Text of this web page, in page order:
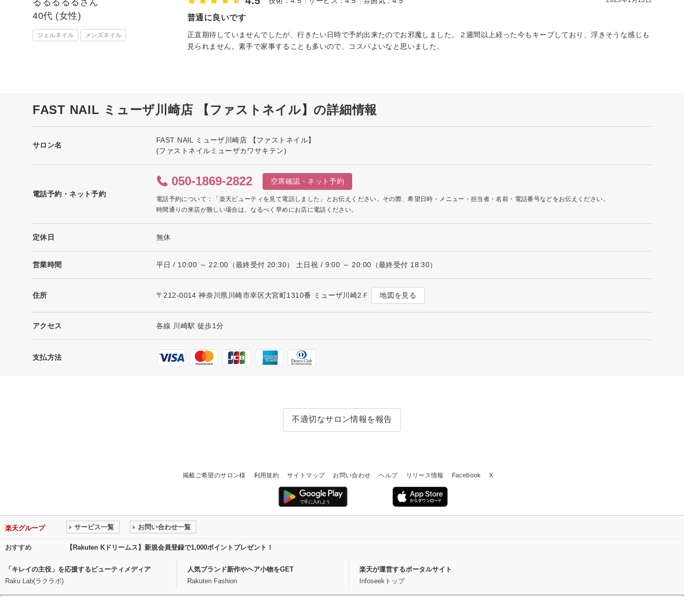
40代 (女性)
ジェルネイル メンズネイル
普通に良いです
正直期待していませんでしたが、行きたい日時で予約出来たのでお邪魔しました。２週間以上経った今もキープしており、浮きそうな感じも
見られません。素手で家事することも多いので、コスパよいなと思いました。
FAST NAIL ミューザ川崎店 【ファストネイル】の詳細情報
サロン名
FAST NAIL ミューザ川崎店 【ファストネイル】
(ファストネイルミューザカワサキテン)
電話予約・ネット予約
050-1869-2822 空席確認・ネット予約
電話予約について：「楽天ビューティを見て電話しました」とお伝えください。その際、希望日時・メニュー・担当者・名前・電話番号などをお伝えください。
時間通りの来店が難しい場合は、なるべく早めにお店に電話ください。
定休日 無休
営業時間 平日 / 10:00 ～ 22:00（最終受付 20:30） 土日祝 / 9:00 ～ 20:00（最終受付 18:30）
住所 〒212-0014 神奈川県川崎市幸区大宮町1310番 ミューザ川崎2Ｆ 地図を見る
アクセス 各線 川崎駅 徒歩1分
支払方法
不適切なサロン情報を報告
掲載ご希望のサロン様 利用規約 サイトマップ お問い合わせ ヘルプ リリース情報 Facebook X
楽天グループ サービス一覧 お問い合わせ一覧
おすすめ 【Rakuten Kドリームス】新規会員登録で1,000ポイントプレゼント！
「キレイの主役」を応援するビューティメディア
Raku Lab(ラクラボ)
人気ブランド新作やヘア小物をGET
Rakuten Fashion
楽天が運営するポータルサイト
Infoseekトップ